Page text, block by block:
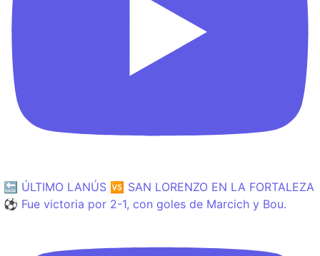
🔙 ÚLTIMO LANÚS 🆚 SAN LORENZO EN LA FORTALEZA
⚽️ Fue victoria por 2-1, con goles de Marcich y Bou.